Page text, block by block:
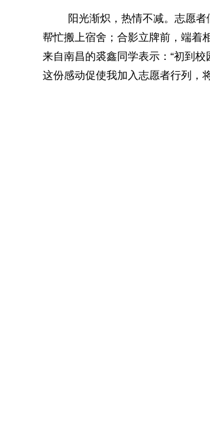
阳光渐炽，热情不减。志愿
帮忙搬上宿舍；合影立牌前，端着
来自南昌的裘鑫同学表示：“初到
这份感动促使我加入志愿者行列，